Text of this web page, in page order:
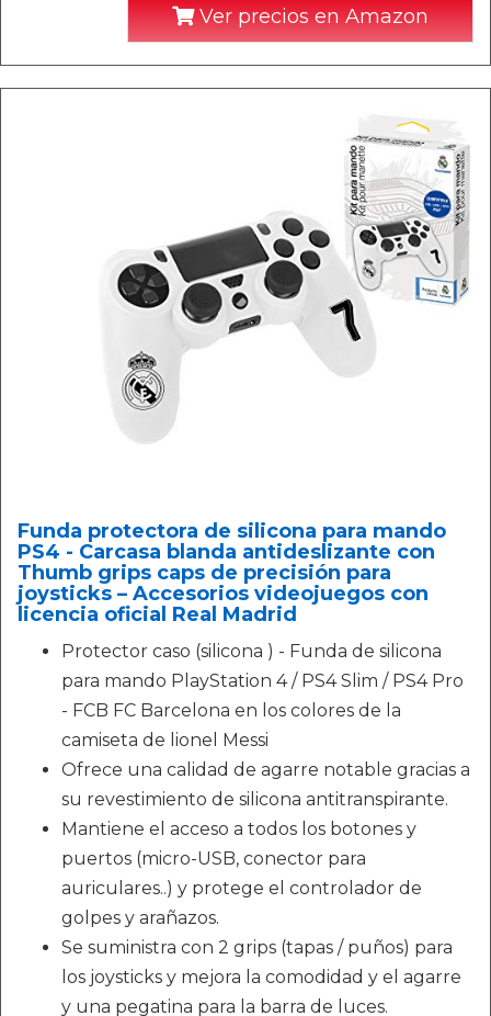
Ver precios en Amazon
Funda protectora de silicona para mando
PS4 - Carcasa blanda antideslizante con
Thumb grips caps de precisión para
joysticks – Accesorios videojuegos con
licencia oficial Real Madrid
Protector caso (silicona ) - Funda de silicona
para mando PlayStation 4 / PS4 Slim / PS4 Pro
- FCB FC Barcelona en los colores de la
camiseta de lionel Messi
Ofrece una calidad de agarre notable gracias a
su revestimiento de silicona antitranspirante.
Mantiene el acceso a todos los botones y
puertos (micro-USB, conector para
auriculares..) y protege el controlador de
golpes y arañazos.
Se suministra con 2 grips (tapas / puños) para
los joysticks y mejora la comodidad y el agarre
y una pegatina para la barra de luces.